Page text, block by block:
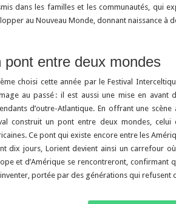
dans les familles et les communautés, qui
au Nouveau Monde, donnant naissance à
pont entre deux mondes
choisi cette année par le Festival
au passé : il est aussi une mise en
d’outre-Atlantique. En offrant une
construit un pont entre deux mondes, celui
Ce pont qui existe encore entre les
dix jours, Lorient devient ainsi un carrefour
et d’Amérique se rencontreront, confirmant
portée par des générations qui refusent